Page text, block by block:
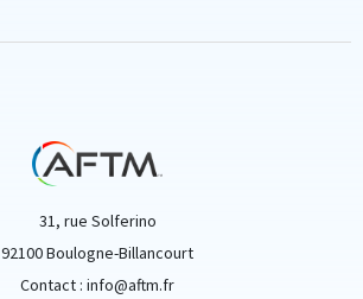
31, rue Solferino
92100 Boulogne-Billancourt
Contact : info@aftm.fr